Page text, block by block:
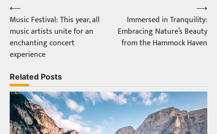
Post
navigation
⟵
Music Festival: This year, all
music artists unite for an
enchanting concert
experience
Immersed in Tranquility:
Embracing Nature’s Beauty
from the Hammock Haven
⟶
Related Posts